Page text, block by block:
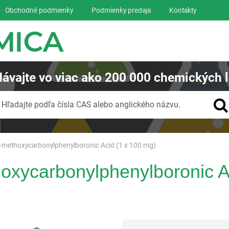
Acid (1 x 100 mg)
Obchodné podmienky Podmienky predaja Kontakty
vo viac ako200 000 chemických
Hľadajte podľa čísla CAS alebo anglického názvu.